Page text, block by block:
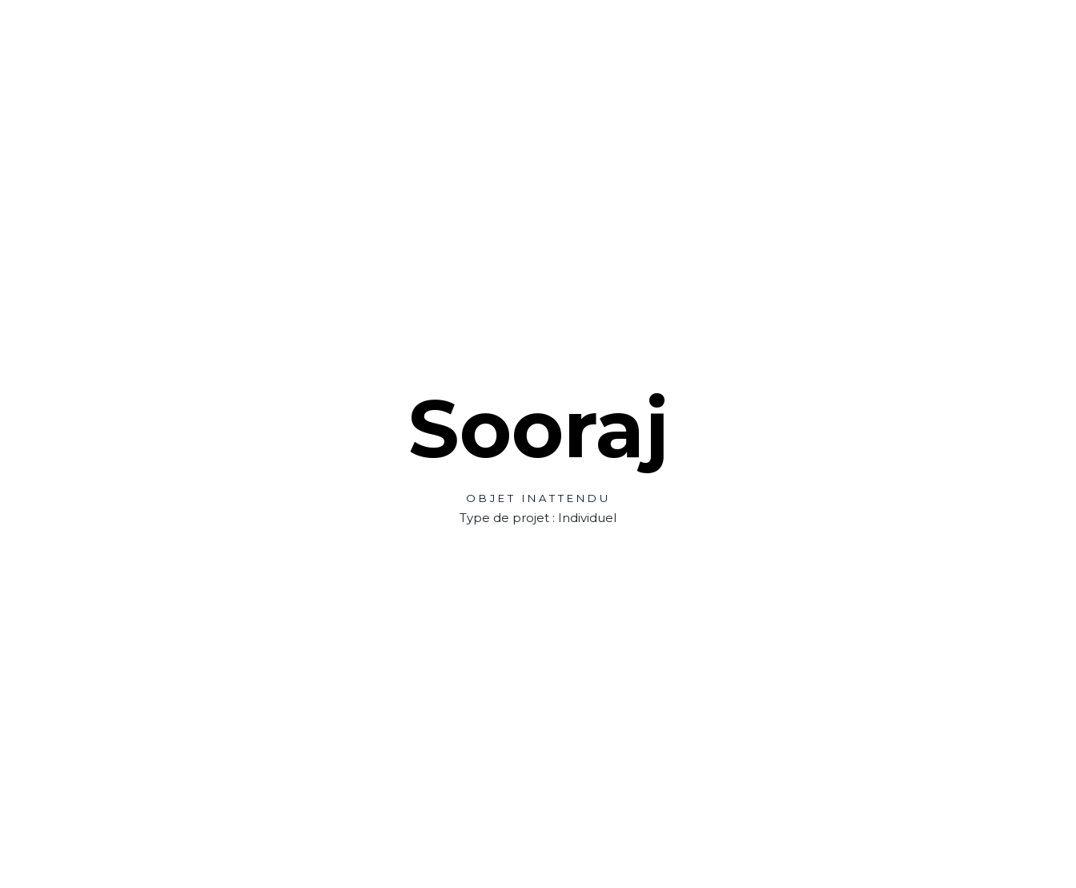
Sooraj
OBJET INATTENDU
Type de projet : Individuel